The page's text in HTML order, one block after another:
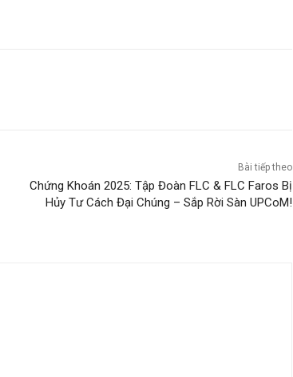
Bài tiếp theo
Chứng Khoán 2025: Tập Đoàn FLC & FLC Faros Bị
Hủy Tư Cách Đại Chúng – Sắp Rời Sàn UPCoM!